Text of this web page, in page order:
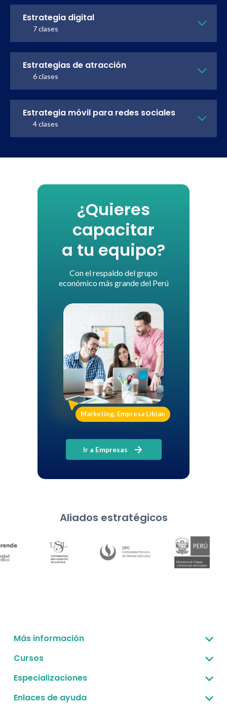
Estrategia digital
7 clases
Estrategias de atracción
6 clases
Estrategia móvil para redes sociales
4 clases
¿Quieres
capacitar
a tu equipo?
Con el respaldo del grupo
económico más grande del Perú
Marketing, Empresa Libian
Ir a Empresas
Aliados estratégicos
Más información
Sobre nosotros
Convenio UPC - Convalidación
Cursos
Gestión estratégica
Especializaciones
Gestión estratégica
Enlaces de ayuda